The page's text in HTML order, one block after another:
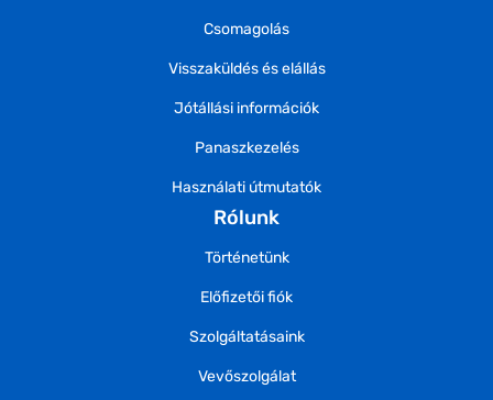
Csomagolás
Visszaküldés és elállás
Jótállási információk
Panaszkezelés
Használati útmutatók
Rólunk
Történetünk
Előfizetői fiók
Szolgáltatásaink
Vevőszolgálat